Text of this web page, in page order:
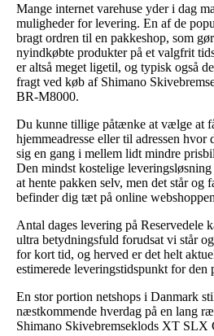
Mange internet varehuse yder i dag
muligheder for levering. En af de
bragt ordren til en pakkeshop, som
nyindkøbte produkter på et valgfrit
er altså meget ligetil, og typisk også
fragt ved køb af Shimano
BR-M8000.
Du kunne tillige påtænke at vælge at
hjemmeadresse eller til adressen hvor
sig en gang i mellem lidt mindre
Den mindst kostelige
at hente pakken selv, men det står og
befinder dig tæt på online
Antal dages levering på
ultra betydningsfuld forudsat vi står
for kort tid, og herved er det helt
estimerede leveringstidspunkt for den
En stor portion netshops i Danmark
næstkommende hverdag på en lang
Shimano Skivebremseklods XT SLX